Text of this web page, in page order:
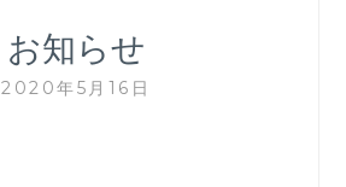
お知らせ
2020年5月16日